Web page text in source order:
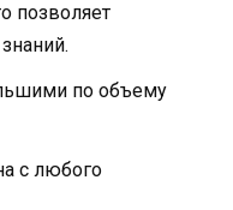
позволяет
по объему
с любого